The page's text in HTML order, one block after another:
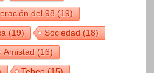
del 98(19)
(19) Sociedad(18)
Amistad(16)